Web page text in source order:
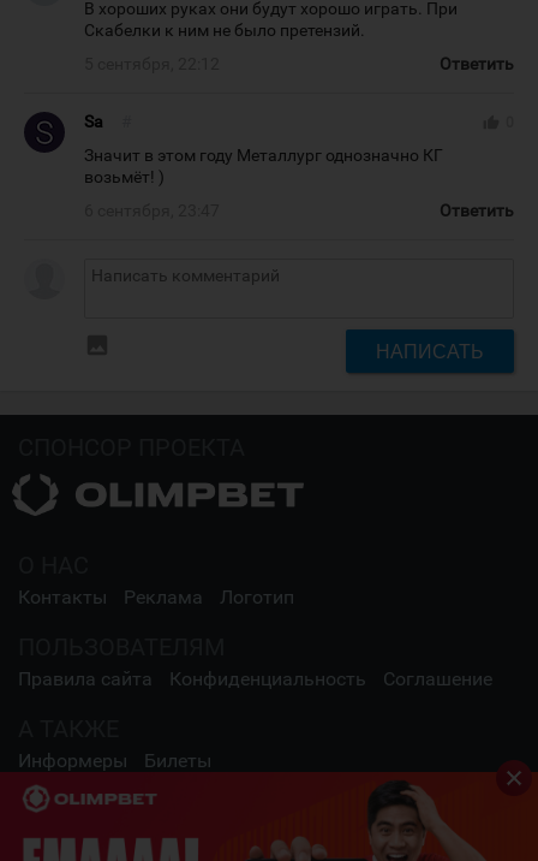
В хороших руках они будут хорошо играть. При
Скабелки к ним не было претензий.
Ответить
Sa
Значит в этом году Металлург однозначно КГ
возьмёт! )
Ответить
НАПИСАТЬ
Контакты Реклама Логотип
Правила сайта Конфиденциальность Соглашение
Информеры Билеты
СОЦИАЛЬНЫЕ СЕТИ